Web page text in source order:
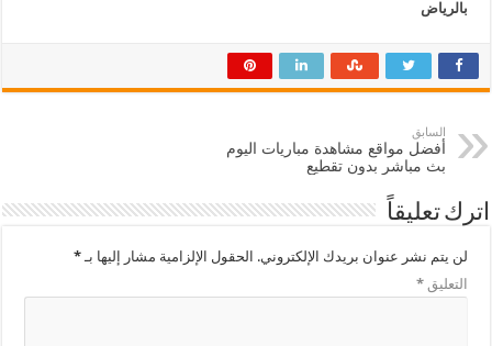
بالرياض
السابق
أفضل مواقع مشاهدة مباريات اليوم
بث مباشر بدون تقطيع
اترك تعليقاً
لن يتم نشر عنوان بريدك الإلكتروني. الحقول الإلزامية مشار إليها بـ*
التعليق*